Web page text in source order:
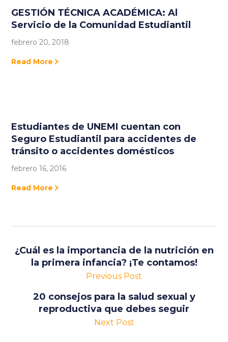
GESTIÓN TÉCNICA ACADÉMICA: Al
Servicio de la Comunidad Estudiantil
febrero 20, 2018
Read More
Estudiantes de UNEMI cuentan con
Seguro Estudiantil para accidentes de
tránsito o accidentes domésticos
febrero 16, 2016
Read More
¿Cuál es la importancia de la nutrición en
la primera infancia? ¡Te contamos!
Previous Post
20 consejos para la salud sexual y
reproductiva que debes seguir
Next Post